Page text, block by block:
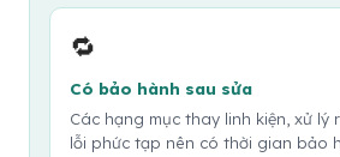
🔁
Có bảo hành sau sửa
Các hạng mục thay linh kiện, xử lý
lỗi phức tạp nên có thời gian bảo